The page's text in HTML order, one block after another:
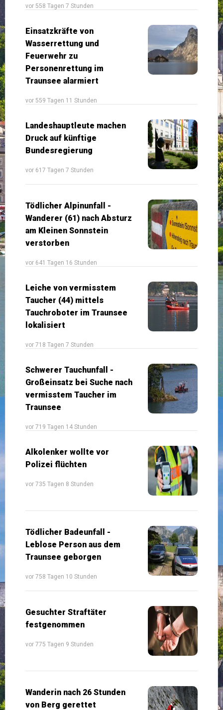
vor 558 Tagen 7 Stunden
Einsatzkräfte von
Wasserrettung und
Feuerwehr zu
Personenrettung im
Traunsee alarmiert
vor 559 Tagen 11 Stunden
Landeshauptleute machen
Druck auf künftige
Bundesregierung
vor 617 Tagen 7 Stunden
Tödlicher Alpinunfall -
Wanderer (61) nach Absturz
am Kleinen Sonnstein
verstorben
vor 641 Tagen 16 Stunden
Leiche von vermisstem
Taucher (44) mittels
Tauchroboter im Traunsee
lokalisiert
vor 718 Tagen 7 Stunden
Schwerer Tauchunfall -
Großeinsatz bei Suche nach
vermisstem Taucher im
Traunsee
vor 719 Tagen 14 Stunden
Alkolenker wollte vor
Polizei flüchten
vor 735 Tagen 8 Stunden
Tödlicher Badeunfall -
Leblose Person aus dem
Traunsee geborgen
vor 758 Tagen 10 Stunden
Gesuchter Straftäter
festgenommen
vor 775 Tagen 9 Stunden
Wanderin nach 26 Stunden
von Berg gerettet